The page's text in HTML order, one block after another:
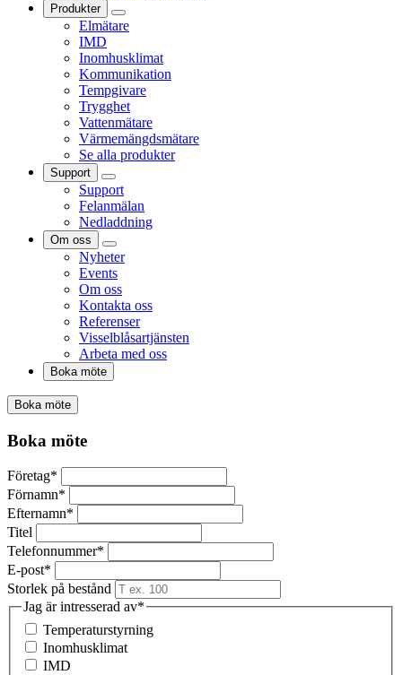
Produkter
Elmätare
IMD
Inomhusklimat
Kommunikation
Tempgivare
Trygghet
Vattenmätare
Värmemängdsmätare
Se alla produkter
Support
Support
Felanmälan
Nedladdning
Om oss
Nyheter
Events
Om oss
Kontakta oss
Referenser
Visselblåsartjänsten
Arbeta med oss
Boka möte
Boka möte
Boka möte
Företag*
Förnamn*
Efternamn*
Titel
Telefonnummer*
E-post*
Storlek på bestånd
Jag är intresserad av*
Temperaturstyrning
Inomhusklimat
IMD